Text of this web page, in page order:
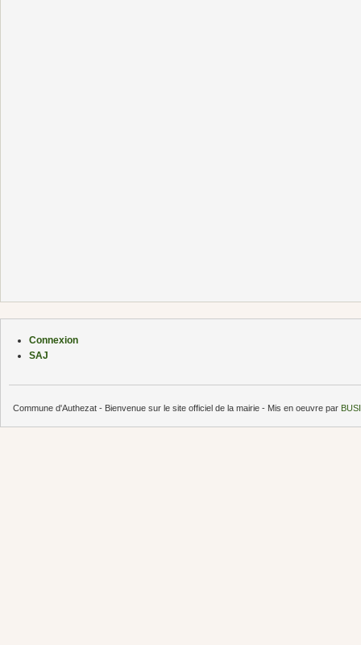
Connexion
SAJ
Commune d'Authezat - Bienvenue sur le site officiel de la mairie - Mis en oeuvre par